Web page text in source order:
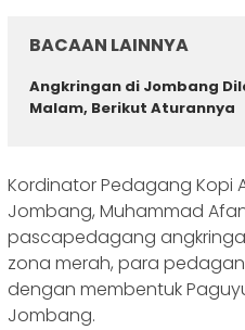
BACAAN LAINNYA
Angkringan di Jombang
Malam, Berikut Aturannya
Kordinator Pedagang Kopi
Jombang, Muhammad
pascapedagang
zona merah, para
dengan membentuk
Jombang.